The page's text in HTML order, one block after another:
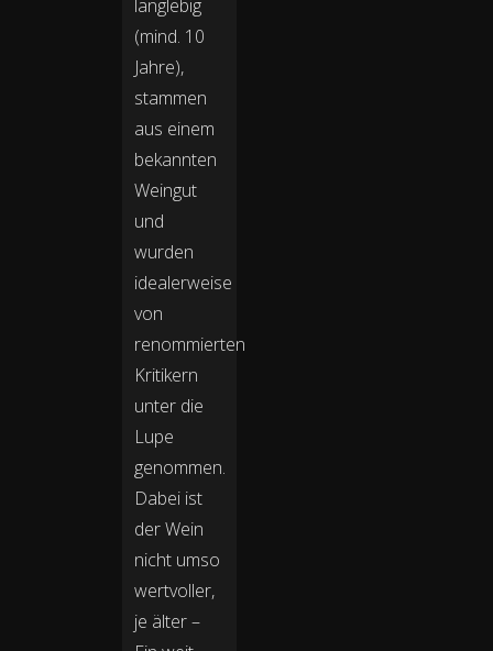
langlebig
(mind. 10
Jahre),
stammen
aus einem
bekannten
Weingut
und
wurden
idealerweise
von
renommierten
Kritikern
unter die
Lupe
genommen.
Dabei ist
der Wein
nicht umso
wertvoller,
je älter –